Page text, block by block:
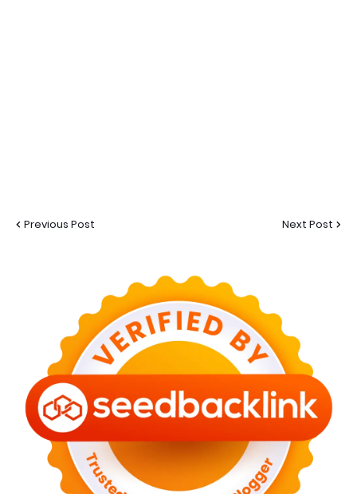
Previous Post Next Post